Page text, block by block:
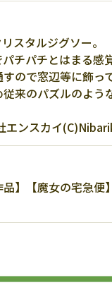
スタルジグソー。
チパチとはまる
ので窓辺等に飾っ
来のパズルのよう
エンスカイ
品】【魔女の宅急